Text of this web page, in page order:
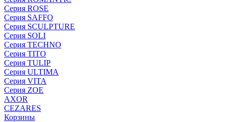
Серия ROSE
Серия SAFFO
Серия SCULPTURE
Серия SOLI
Серия TECHNO
Серия TITO
Серия TULIP
Серия ULTIMA
Серия VITA
Серия ZOE
AXOR
CEZARES
Корзины